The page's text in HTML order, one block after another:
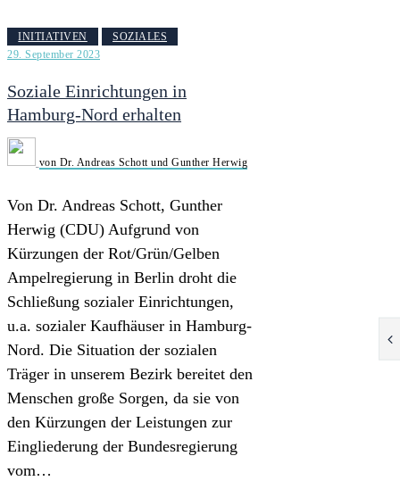
INITIATIVEN
SOZIALES
29. September 2023
Soziale Einrichtungen in
Hamburg-Nord erhalten
von Dr. Andreas Schott und Gunther Herwig
Von Dr. Andreas Schott, Gunther
Herwig (CDU) Aufgrund von
Kürzungen der Rot/Grün/Gelben
Ampelregierung in Berlin droht die
Schließung sozialer Einrichtungen,
u.a. sozialer Kaufhäuser in Hamburg-
Nord. Die Situation der sozialen
Träger in unserem Bezirk bereitet den
Menschen große Sorgen, da sie von
den Kürzungen der Leistungen zur
Eingliederung der Bundesregierung
vom…